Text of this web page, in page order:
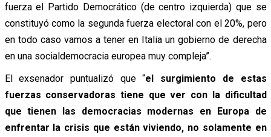
fuerza el Partido Democrático (de centro izquierda) que se
constituyó como la segunda fuerza electoral con el 20%, pero
en todo caso vamos a tener en Italia un gobierno de derecha
en una socialdemocracia europea muy compleja”.
El exsenador puntualizó que “el surgimiento de estas
fuerzas conservadoras tiene que ver con la dificultad
que tienen las democracias modernas en Europa de
enfrentar la crisis que están viviendo, no solamente en